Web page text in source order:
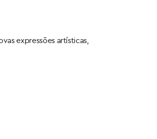
expressões artísticas,